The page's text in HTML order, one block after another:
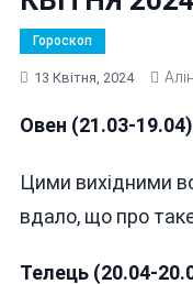
Гороскоп
13 Квітня, 2024
Овен (21.03-19.04)
Цими вихідними
вдало, що про
Телець (20.04-